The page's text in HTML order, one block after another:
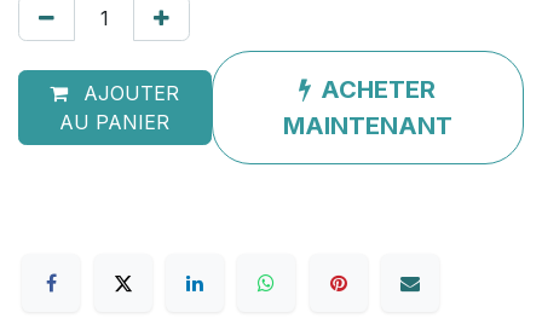
AJOUTER
AU PANIER
ACHETER
MAINTENANT